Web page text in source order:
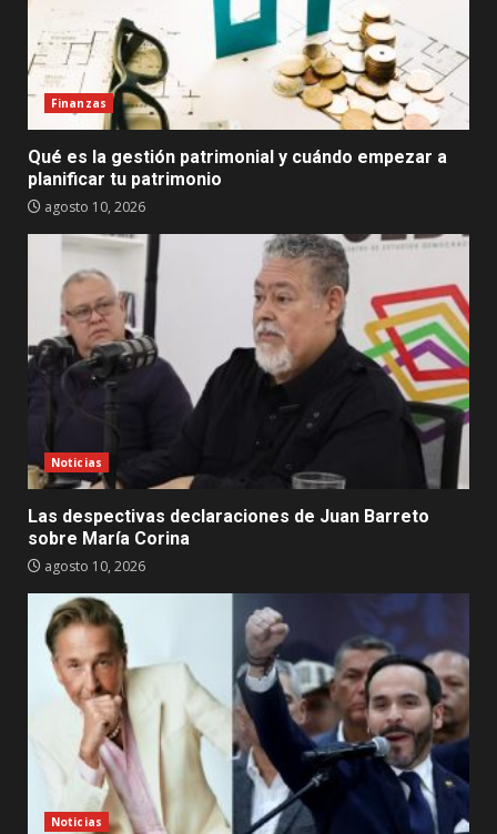
Finanzas
Qué es la gestión patrimonial y cuándo empezar a
planificar tu patrimonio
agosto 10, 2026
Noticias
Las despectivas declaraciones de Juan Barreto
sobre María Corina
agosto 10, 2026
Noticias